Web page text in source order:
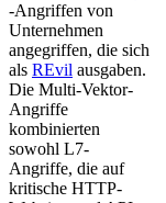
-Angriffen von
Unternehmen
angegriffen, die sich
als REvil ausgaben.
Die Multi-Vektor-
Angriffe
kombinierten
sowohl L7-
Angriffe, die auf
kritische HTTP-